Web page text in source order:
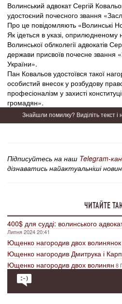
Волинський адвокат Сергій
удостоєний почесного звання
Про це повідомляють «Волинські
Як ідеться в указі, оприлюдненому
Волинської облколегії адвокатів
держави присвоїв почесне звання
України».
Пан Ковальов удостоївся такої
особистий внесок у розбудову
професіоналізм у захисті
громадян».
Знайшли помилку? Виділіть текст і
Підписуйтесь на наш Telegram-
дізнаватись найактуальніші
ЧИТАЙТЕ
400$ для судді: волинського
Липня 2024 20:41
Ющенко нагородив двох волинянок
Ющенко нагородив Дмитрука і
Ющенко нагородив двох волинян 8